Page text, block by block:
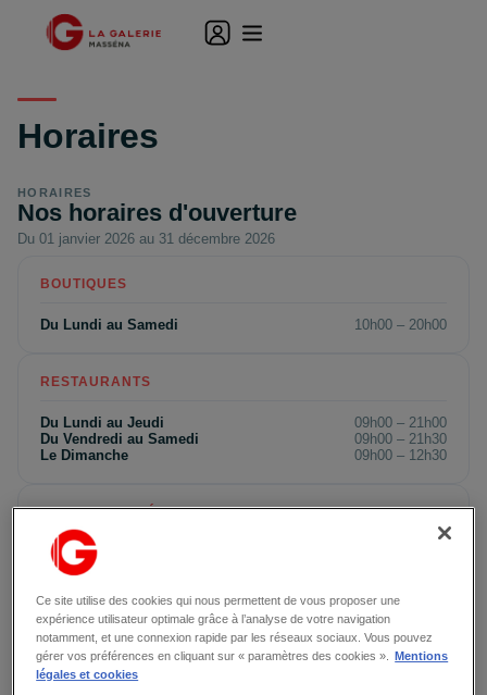
Horaires
HORAIRES
Nos horaires d'ouverture
Du 01 janvier 2026 au 31 décembre 2026
BOUTIQUES
Du Lundi au Samedi 10h00 – 20h00
RESTAURANTS
Du Lundi au Jeudi
09h00 – 21h00
Du Vendredi au Samedi
09h00 – 21h30
Le Dimanche
09h00 – 12h30
HYPERMARCHÉ
Du Lundi au Samedi
Le Dimanche
Ce site utilise des cookies qui nous permettent de vous proposer une
expérience utilisateur optimale grâce à l’analyse de votre navigation
notamment, et une connexion rapide par les réseaux sociaux. Vous pouvez
gérer vos préférences en cliquant sur « paramètres des cookies ».
Mentions
légales et cookies